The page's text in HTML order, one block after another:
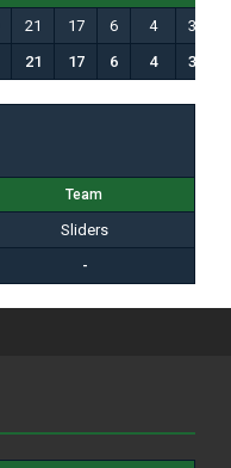
21 17 6 4 3
21 17 6 4 3
Team
Sliders
-